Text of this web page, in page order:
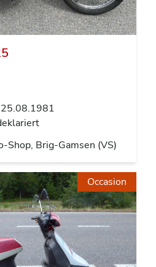
Shop, Brig-Gamsen (VS)
Occasion